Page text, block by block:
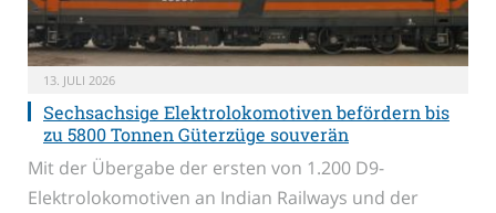
13. JULI 2026
Sechsachsige Elektrolokomotiven befördern bis
zu 5800 Tonnen Güterzüge souverän
Mit der Übergabe der ersten von 1.200 D9-
Elektrolokomotiven an Indian Railways und der